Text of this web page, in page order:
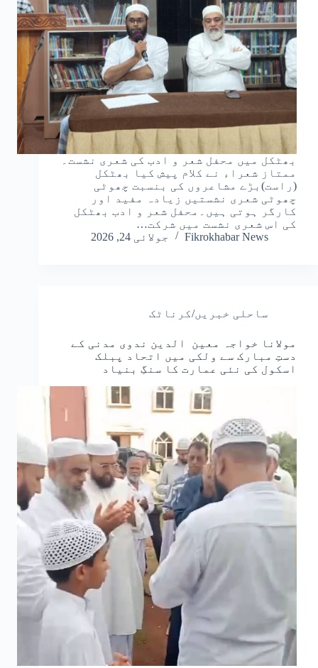
بھٹکل میں محفل شعر و ادب کی شعری نشست۔
ممتاز شعراء نے کلام پیش کیا بھٹکل
(راست)بڑے مشاعروں کی بنسبت چھوٹی
چھوٹی شعری نشستیں زیادہ مفید اور
کارگر ہوتی ہیں۔محفل شعر و ادب بھٹکل
کی اس شعری نشست میں شرکت…
Fikrokhabar News
جولائی 24, 2026
ساحلی خبریں/کرناٹک
مولانا خواجہ معین الدین ندوی مدنی کے
دستِ مبارک سے ولکی میں اتحاد پبلک
اسکول کی نئی عمارت کا سنگِ بنیاد